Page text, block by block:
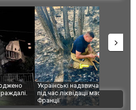
врятували козуленя
масштабної лісової пожежі у
СБУ за
Болгарії
ВІДЕО